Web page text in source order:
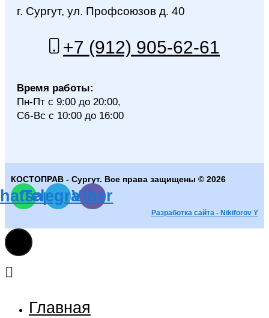
г. Сургут, ул. Профсоюзов д. 40
+7 (912) 905-62-61
Время работы:
Пн-Пт с 9:00 до 20:00,
Сб-Вс с 10:00 до 16:00
КОСТОПРАВ - Сургут. Все права защищены © 2026
Telegram
Viber
Разработка сайта - Nikiforov Y
Главная